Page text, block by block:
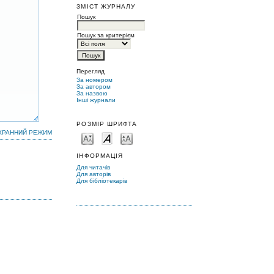
ЗМІСТ ЖУРНАЛУ
Пошук
Пошук за критерієм
Перегляд
За номером
За автором
За назвою
Інші журнали
РОЗМІР ШРИФТА
ІНФОРМАЦІЯ
Для читачів
Для авторів
Для бібліотекарів
РЕЖИМ